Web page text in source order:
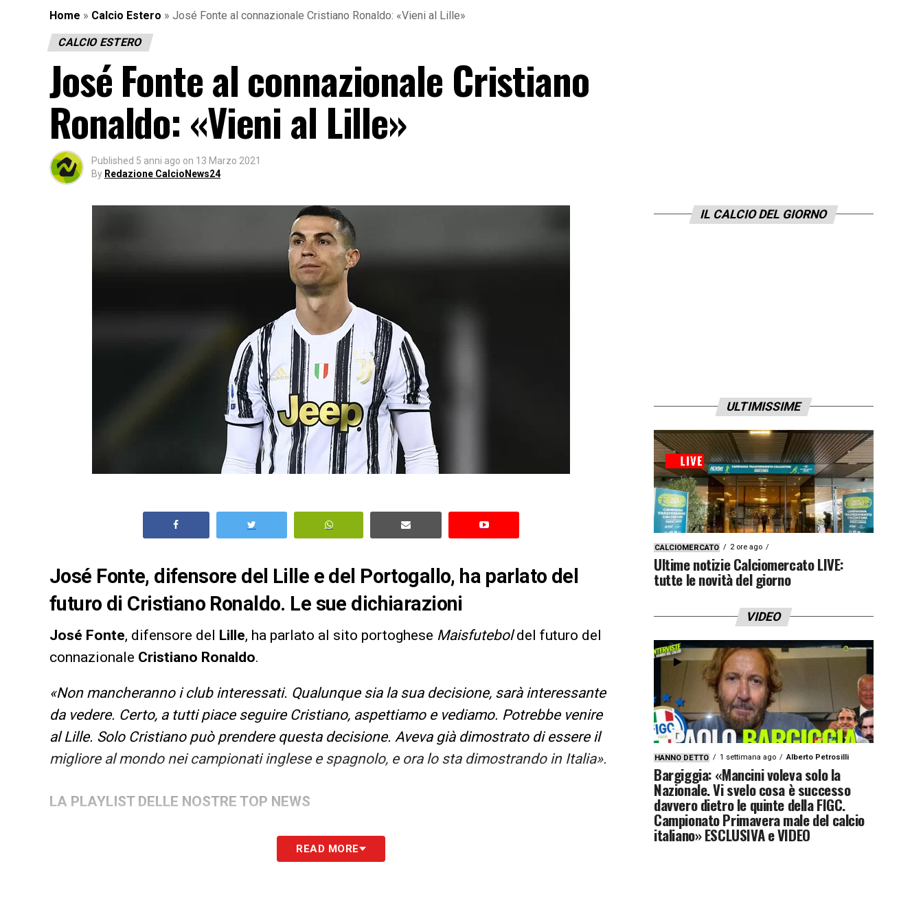
Home » Calcio Estero » José Fonte al connazionale Cristiano Ronaldo: «Vieni al Lille»
CALCIO ESTERO
José Fonte al connazionale Cristiano
Ronaldo: «Vieni al Lille»
Published 5 anni ago on 13 Marzo 2021
By Redazione CalcioNews24
José Fonte, difensore del Lille e del Portogallo, ha parlato del
futuro di Cristiano Ronaldo. Le sue dichiarazioni
José Fonte, difensore del Lille, ha parlato al sito portoghese Maisfuteboldel futuro del
connazionale Cristiano Ronaldo.
«Non mancheranno i club interessati. Qualunque sia la sua decisione, sarà interessante
da vedere. Certo, a tutti piace seguire Cristiano, aspettiamo e vediamo. Potrebbe venire
al Lille. Solo Cristiano può prendere questa decisione. Aveva già dimostrato di essere il
migliore al mondo nei campionati inglese e spagnolo, e ora lo sta dimostrando in Italia».
LA PLAYLIST DELLE NOSTRE TOP NEWS
READ MORE
IL CALCIO DEL GIORNO
ULTIMISSIME
CALCIOMERCATO 2 ore ago
Ultime notizie Calciomercato LIVE:
tutte le novità del giorno
VIDEO
HANNO DETTO 1 settimana ago Alberto Petrosilli
Bargiggia: «Mancini voleva solo la
Nazionale. Vi svelo cosa è successo
davvero dietro le quinte della FIGC.
Campionato Primavera male del calcio
italiano» ESCLUSIVA e VIDEO